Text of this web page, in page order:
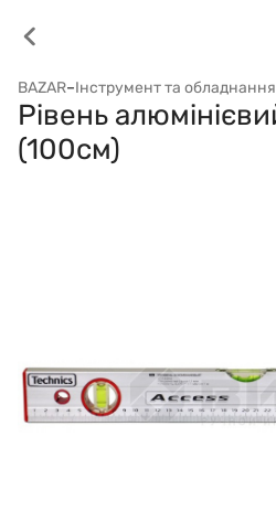
BAZAR–Інструмент та обладнання
Рівень
(100см)